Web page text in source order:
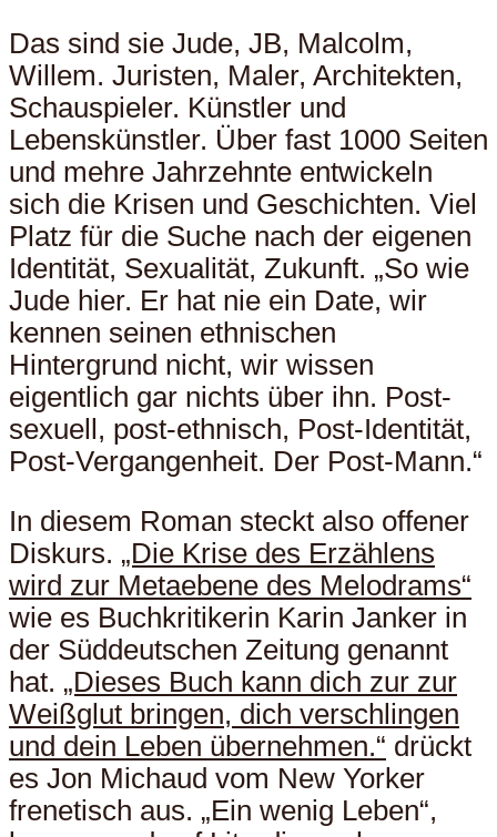
Das sind sie Jude, JB, Malcolm,
Willem. Juristen, Maler, Architekten,
Schauspieler. Künstler und
Lebenskünstler. Über fast 1000 Seiten
und mehre Jahrzehnte entwickeln
sich die Krisen und Geschichten. Viel
Platz für die Suche nach der eigenen
Identität, Sexualität, Zukunft. „So wie
Jude hier. Er hat nie ein Date, wir
kennen seinen ethnischen
Hintergrund nicht, wir wissen
eigentlich gar nichts über ihn. Post-
sexuell, post-ethnisch, Post-Identität,
Post-Vergangenheit. Der Post-Mann.“
In diesem Roman steckt also offener
Diskurs. „Die Krise des Erzählens
wird zur Metaebene des Melodrams“
wie es Buchkritikerin Karin Janker in
der Süddeutschen Zeitung genannt
hat. „Dieses Buch kann dich zur zur
Weißglut bringen, dich verschlingen
und dein Leben übernehmen.“ drückt
es Jon Michaud vom New Yorker
frenetisch aus. „Ein wenig Leben“,